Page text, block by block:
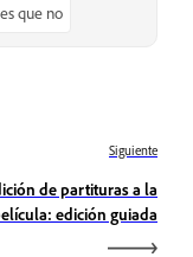
que no
Siguiente
de partituras a la
edición guiada